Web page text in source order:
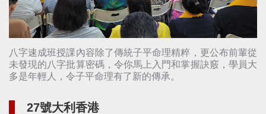
八字速成班授課內容除了傳統子平命理精粹，更公布前輩從
未發現的八字批算密碼，令你馬上入門和掌握訣竅，學員大
多是年輕人，令子平命理有了新的傳承。
27號大利香港